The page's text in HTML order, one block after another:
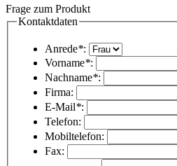
Frage zum Produkt
Kontaktdaten
Anrede*:
Vorname*:
Nachname*:
Firma:
E-Mail*:
Telefon:
Mobiltelefon:
Fax: